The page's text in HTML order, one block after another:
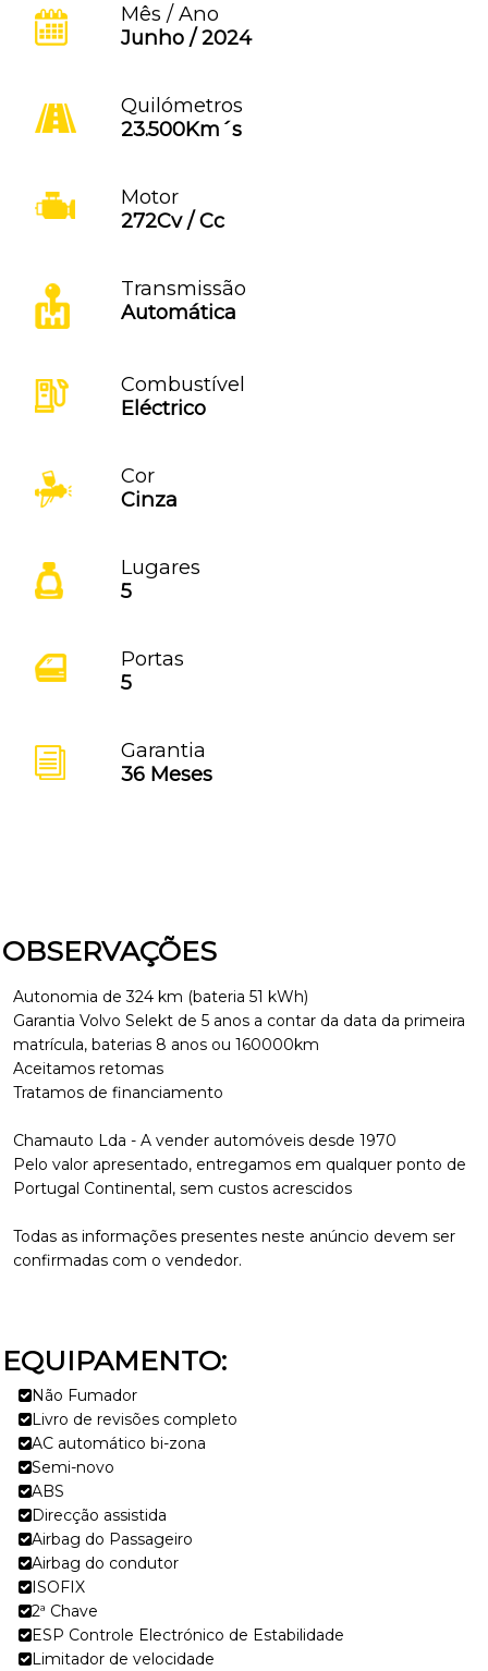
Mês / Ano
Junho / 2024
Quilómetros
23.500Km´s
Motor
272Cv / Cc
Transmissão
Automática
Combustível
Eléctrico
Cor
Cinza
Lugares
5
Portas
5
Garantia
36 Meses
OBSERVAÇÕES
Autonomia de 324 km (bateria 51 kWh)
Garantia Volvo Selekt de 5 anos a contar da data da primeira
matrícula, baterias 8 anos ou 160000km
Aceitamos retomas
Tratamos de financiamento
Chamauto Lda - A vender automóveis desde 1970
Pelo valor apresentado, entregamos em qualquer ponto de
Portugal Continental, sem custos acrescidos
Todas as informações presentes neste anúncio devem ser
confirmadas com o vendedor.
EQUIPAMENTO:
Não Fumador
Livro de revisões completo
AC automático bi-zona
Semi-novo
ABS
Direcção assistida
Airbag do Passageiro
Airbag do condutor
ISOFIX
2ª Chave
ESP Controle Electrónico de Estabilidade
Limitador de velocidade